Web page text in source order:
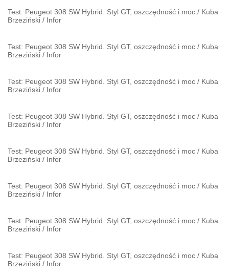
Test: Peugeot 308 SW Hybrid. Styl GT, oszczędność i moc / Kuba
Brzeziński / Infor
Test: Peugeot 308 SW Hybrid. Styl GT, oszczędność i moc / Kuba
Brzeziński / Infor
Test: Peugeot 308 SW Hybrid. Styl GT, oszczędność i moc / Kuba
Brzeziński / Infor
Test: Peugeot 308 SW Hybrid. Styl GT, oszczędność i moc / Kuba
Brzeziński / Infor
Test: Peugeot 308 SW Hybrid. Styl GT, oszczędność i moc / Kuba
Brzeziński / Infor
Test: Peugeot 308 SW Hybrid. Styl GT, oszczędność i moc / Kuba
Brzeziński / Infor
Test: Peugeot 308 SW Hybrid. Styl GT, oszczędność i moc / Kuba
Brzeziński / Infor
Test: Peugeot 308 SW Hybrid. Styl GT, oszczędność i moc / Kuba
Brzeziński / Infor